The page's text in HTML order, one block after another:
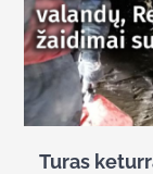
Turas